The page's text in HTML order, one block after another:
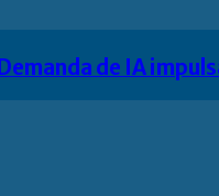
Demanda de IA